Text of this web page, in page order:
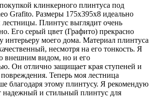
клинкерного плинтуса под
Grafito. Размеры 175х395х8 идеально
лестницы. Плинтус выглядит очень
Его серый цвет (Графито) прекрасно
интерьеру моего дома. Материал плинтуса
несмотря на его тонкость. Я
внешним видом, но и его
Он отлично защищает края ступеней и
Теперь моя лестница
благодаря этому плинтусу. Я рекомендую
надежный и стильный плинтус для